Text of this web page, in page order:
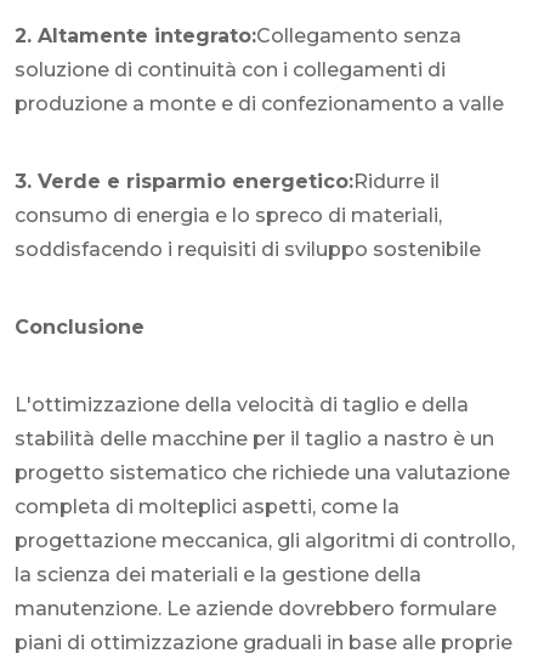
2. Altamente integrato:Collegamento senza
soluzione di continuità con i collegamenti di
produzione a monte e di confezionamento a valle
3. Verde e risparmio energetico:Ridurre il
consumo di energia e lo spreco di materiali,
soddisfacendo i requisiti di sviluppo sostenibile
Conclusione
L'ottimizzazione della velocità di taglio e della
stabilità delle macchine per il taglio a nastro è un
progetto sistematico che richiede una valutazione
completa di molteplici aspetti, come la
progettazione meccanica, gli algoritmi di controllo,
la scienza dei materiali e la gestione della
manutenzione. Le aziende dovrebbero formulare
piani di ottimizzazione graduali in base alle proprie